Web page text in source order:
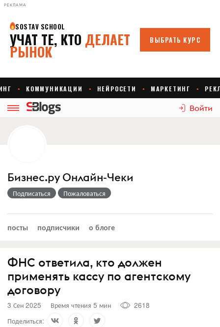
РЕКЛАМА
Войти
Бизнес.ру Онлайн-Чеки
Подписаться Пожаловаться
посты подписчики о блоге
ФНС ответила, кто должен
применять кассу по агентскому
договору
3 Сен 2025 Время чтения 5 мин
2618
Поделиться: